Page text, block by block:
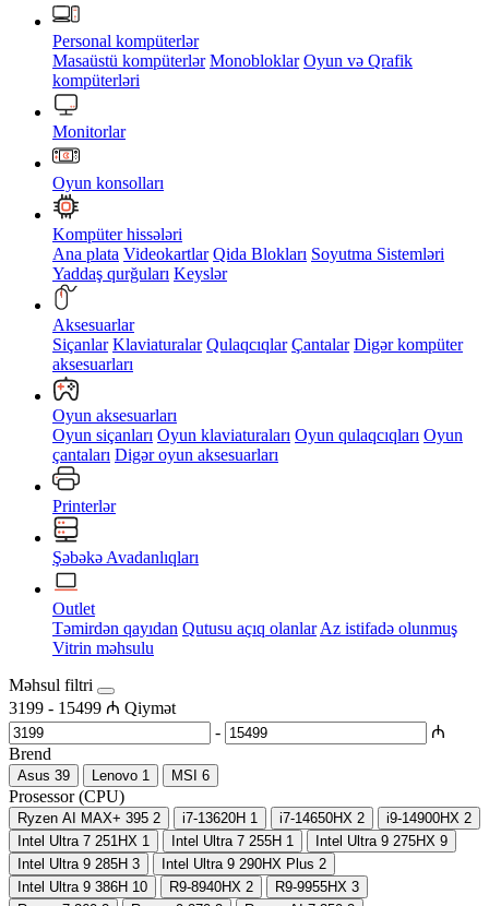
Personal kompüterlər
Masaüstü kompüterlər Monobloklar Oyun və Qrafik
kompüterləri
Monitorlar
Oyun konsolları
Kompüter hissələri
Ana plata Videokartlar Qida Blokları Soyutma Sistemləri
Yaddaş qurğuları Keyslər
Aksesuarlar
Siçanlar Klaviaturalar Qulaqcıqlar Çantalar Digər kompüter
aksesuarları
Oyun aksesuarları
Oyun siçanları Oyun klaviaturaları Oyun qulaqcıqları Oyun
çantaları Digər oyun aksesuarları
Printerlər
Şəbəkə Avadanlıqları
Outlet
Təmirdən qayıdan Qutusu açıq olanlar Az istifadə olunmuş
Vitrin məhsulu
Məhsul filtri
3199 - 15499 ₼ Qiymət
-
₼
Brend
Asus 39 Lenovo 1 MSI 6
Prosessor (CPU)
Ryzen AI MAX+ 395 2 i7-13620H 1 i7-14650HX 2 i9-14900HX 2
Intel Ultra 7 251HX 1 Intel Ultra 7 255H 1 Intel Ultra 9 275HX 9
Intel Ultra 9 285H 3 Intel Ultra 9 290HX Plus 2
Intel Ultra 9 386H 10 R9-8940HX 2 R9-9955HX 3